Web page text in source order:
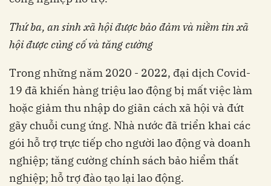
Thứ ba, an sinh xã hộiđược bảo đảmvà niềm tin xã
hộiđượccủng cốvà tăng cường
Trong những năm 2020 - 2022, đại dịch Covid-
19 đã khiến hàng triệu lao động bị mất việc làm
hoặc giảm thu nhập do giãn cách xã hội và đứt
gãy chuỗi cung ứng. Nhà nước đã triển khai các
gói hỗ trợ trực tiếp cho người lao động và doanh
nghiệp; tăng cường chính sách bảo hiểm thất
nghiệp; hỗ trợ đào tạo lại lao động.